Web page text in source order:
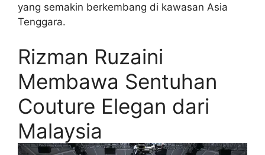
yang semakin berkembang di kawasan Asia
Tenggara.
Rizman Ruzaini
Membawa Sentuhan
Couture Elegan dari
Malaysia